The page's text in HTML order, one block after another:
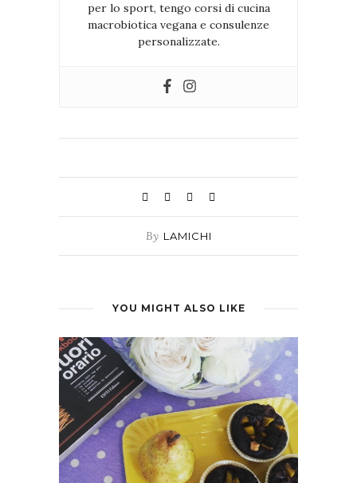
per lo sport, tengo corsi di cucina
macrobiotica vegana e consulenze
personalizzate.
By LAMICHI
YOU MIGHT ALSO LIKE